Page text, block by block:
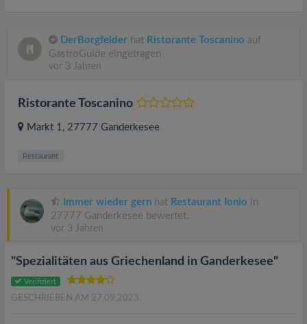
DerBorgfelder hat Ristorante Toscanino auf
GastroGuide eingetragen
vor 3 Jahren
Ristorante Toscanino
Markt 1, 27777 Ganderkesee
Restaurant
Immer wieder gern hat Restaurant Ionio in
27777 Ganderkesee bewertet.
vor 3 Jahren
"Spezialitäten aus Griechenland in Ganderkesee"
Verifiziert
GESCHRIEBEN AM 27.09.2023